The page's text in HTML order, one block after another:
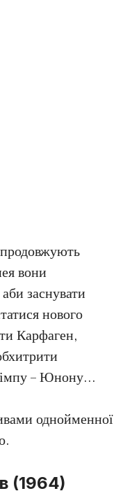
вони
заснувати
нового
Карфаген,
– Юнону…
однойменної
(1964)